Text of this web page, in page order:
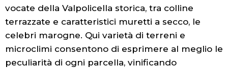
vocate della Valpolicella storica, tra colline
terrazzate e caratteristici muretti a secco, le
celebri marogne. Qui varietà di terreni e
microclimi consentono di esprimere al meglio le
peculiarità di ogni parcella, vinificando